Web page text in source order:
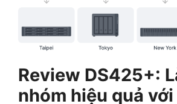
Review DS425+:
nhóm hiệu quả